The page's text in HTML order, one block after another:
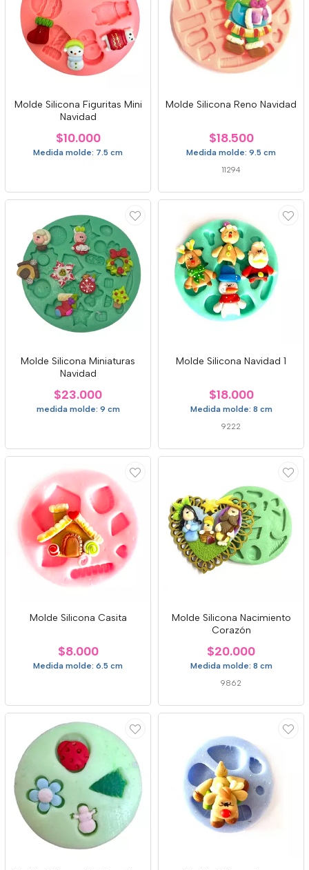
Molde Silicona Figuritas Mini
Navidad
$10.000
Medida molde: 7.5 cm
Molde Silicona Reno Navidad
$18.500
Medida molde: 9.5 cm
11294
Molde Silicona Miniaturas
Navidad
$23.000
medida molde: 9 cm
Molde Silicona Navidad 1
$18.000
Medida molde: 8 cm
9222
Molde Silicona Casita
$8.000
Medida molde: 6.5 cm
Molde Silicona Nacimiento
Corazón
$20.000
Medida molde: 8 cm
9862